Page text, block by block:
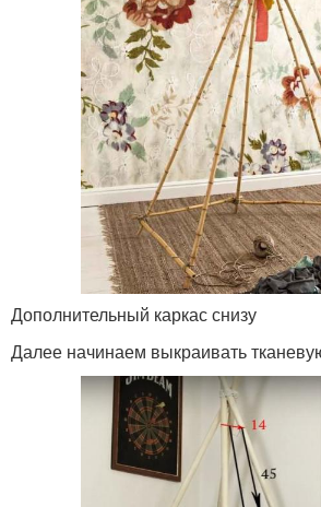
Дополнительный каркас снизу
Далее начинаем выкраивать